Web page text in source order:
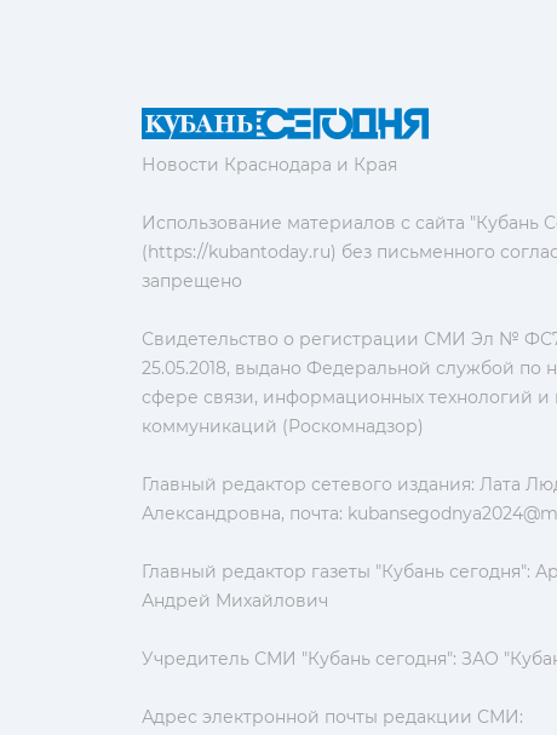
Новости Краснодара и Края
Использование материалов с сайта "Кубань
(https://kubantoday.ru) без письменного
запрещено
Свидетельство о регистрации СМИ Эл №
25.05.2018, выдано Федеральной службой по
сфере связи, информационных технологий и
коммуникаций (Роскомнадзор)
Главный редактор сетевого издания: Лата
Александровна, почта:
Главный редактор газеты "Кубань сегодня":
Андрей Михайлович
Учредитель СМИ "Кубань сегодня": ЗАО
Адрес электронной почты редакции СМИ: